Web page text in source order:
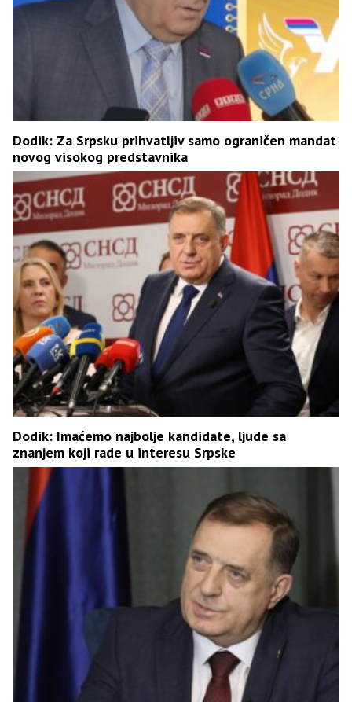
Dodik: Za Srpsku prihvatljiv samo ograničen mandat
novog visokog predstavnika
Dodik: Imaćemo najbolje kandidate, ljude sa
znanjem koji rade u interesu Srpske